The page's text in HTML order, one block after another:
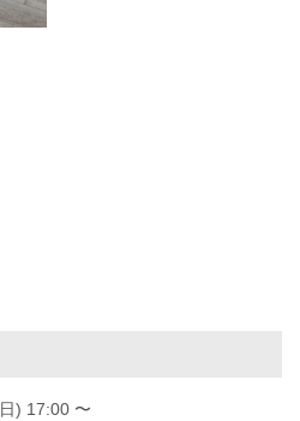
) 17:00 〜